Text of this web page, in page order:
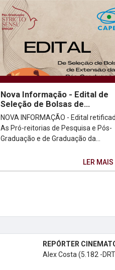
Nova Informação - Edital de
Seleção de Bolsas de
Extensão da Pós-graduação
NOVA INFORMAÇÃO - Edital
As Pró-reitorias de Pesquisa e Pós-
Graduação e de Graduação da
LER MAIS
REPÓRTER
Alex Costa (5.182 -